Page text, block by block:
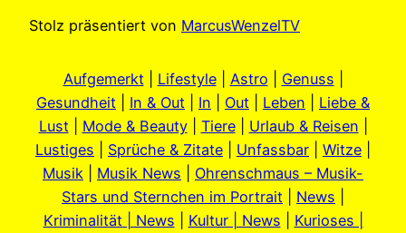
Stolz präsentiert von MarcusWenzelTV
Aufgemerkt| Lifestyle| Astro Genuss
Gesundheit
In & Out In Out Leben
Liebe &
Lust| Mode & Beauty| Tiere| Urlaub & Reisen
Lustiges
Sprüche & Zitate Unfassbar Witze
Musik
Musik News
Ohrenschmaus – Musik-
Stars und Sternchen im Portrait
News
Kriminalität | News
Kultur | News
Kurioses |